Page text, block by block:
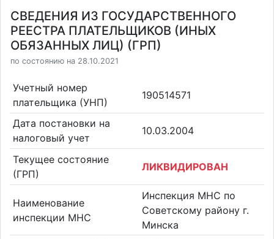
СВЕДЕНИЯ ИЗ ГОСУДАРСТВЕННОГО
РЕЕСТРА ПЛАТЕЛЬЩИКОВ (ИНЫХ
ОБЯЗАННЫХ ЛИЦ) (ГРП)
по состоянию на 28.10.2021
Учетный номер
плательщика (УНП)
190514571
Дата постановки на
налоговый учет
10.03.2004
Текущее состояние
(ГРП)
ЛИКВИДИРОВАН
Наименование
инспекции МНС
Инспекция МНС по
Советскому району г.
Минска